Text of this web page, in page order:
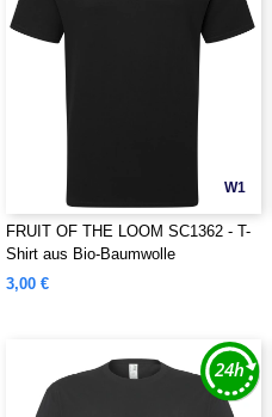
W1
FRUIT OF THE LOOM SC1362 - T-
Shirt aus Bio-Baumwolle
3,00 €